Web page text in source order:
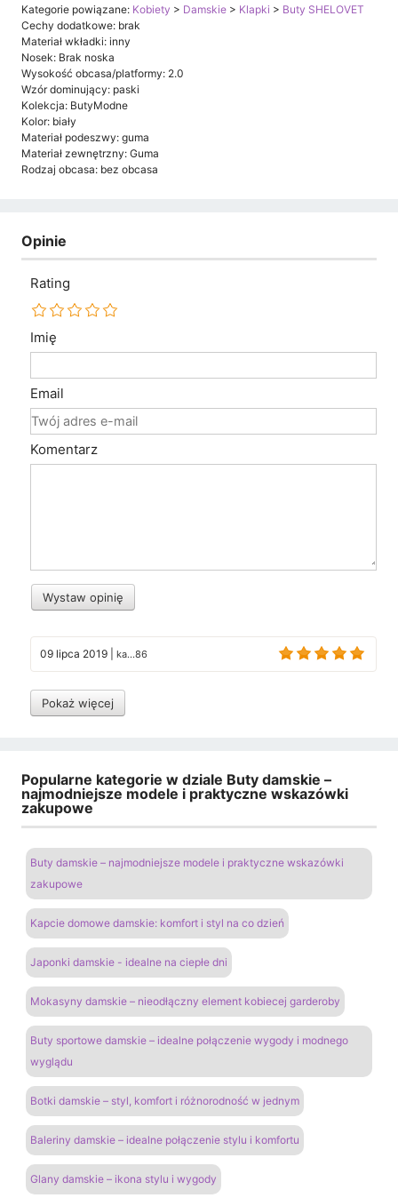
Kategorie powiązane: Kobiety > Damskie > Klapki > Buty SHELOVET
Cechy dodatkowe: brak
Materiał wkładki: inny
Nosek: Brak noska
Wysokość obcasa/platformy: 2.0
Wzór dominujący: paski
Kolekcja: ButyModne
Kolor: biały
Materiał podeszwy: guma
Materiał zewnętrzny: Guma
Rodzaj obcasa: bez obcasa
Opinie
Rating
Imię
Email
Komentarz
Wystaw opinię
09 lipca 2019 ka...86
Pokaż więcej
Popularne kategorie w dziale Buty damskie –
najmodniejsze modele i praktyczne wskazówki
zakupowe
Buty damskie – najmodniejsze modele i praktyczne wskazówki
zakupowe
Kapcie domowe damskie: komfort i styl na co dzień
Japonki damskie - idealne na ciepłe dni
Mokasyny damskie – nieodłączny element kobiecej garderoby
Buty sportowe damskie – idealne połączenie wygody i modnego
wyglądu
Botki damskie – styl, komfort i różnorodność w jednym
Baleriny damskie – idealne połączenie stylu i komfortu
Glany damskie – ikona stylu i wygody